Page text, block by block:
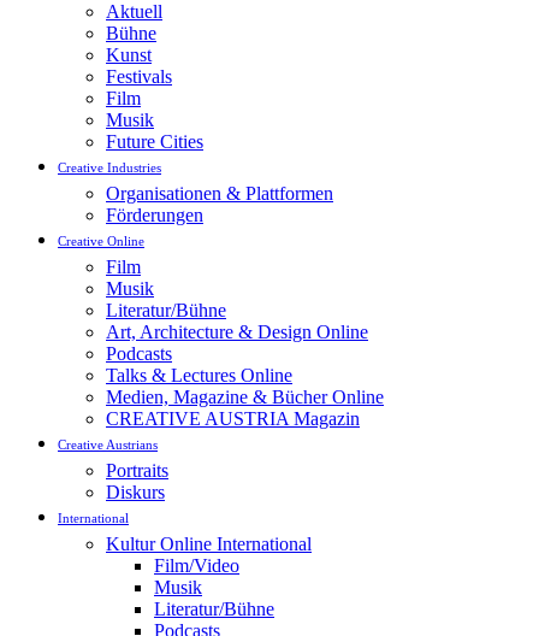
Aktuell
Bühne
Kunst
Festivals
Film
Musik
Future Cities
Creative Industries
Organisationen & Plattformen
Förderungen
Creative Online
Film
Musik
Literatur/Bühne
Art, Architecture & Design Online
Podcasts
Talks & Lectures Online
Medien, Magazine & Bücher Online
CREATIVE AUSTRIA Magazin
Creative Austrians
Portraits
Diskurs
International
Kultur Online International
Film/Video
Musik
Literatur/Bühne
Podcasts